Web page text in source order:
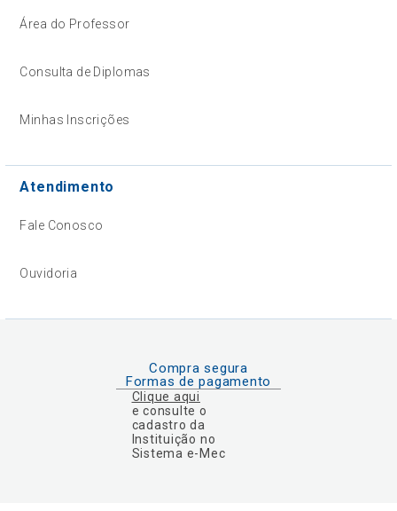
Área do Professor
Consulta de Diplomas
Minhas Inscrições
Atendimento
Fale Conosco
Ouvidoria
Compra segura
Formas de pagamento
Clique aqui
e consulte o
cadastro da
Instituição no
Sistema e-Mec